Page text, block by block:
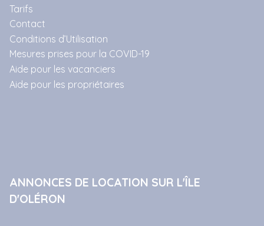
Tarifs
Contact
Conditions d’Utilisation
Mesures prises pour la COVID-19
Aide pour les vacanciers
Aide pour les propriétaires
ANNONCES DE LOCATION SUR L'ÎLE
D'OLÉRON